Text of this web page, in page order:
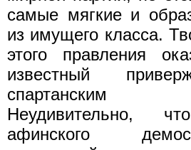
самые мягкие и
из имущего класса.
этого правления
известный
спартанским
Неудивительно,
афинского